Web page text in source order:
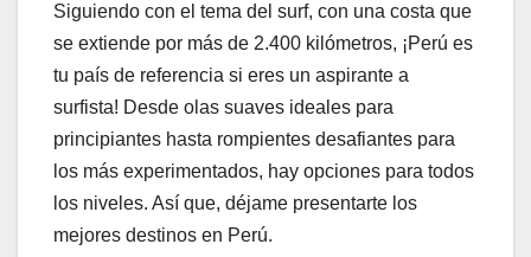
Siguiendo con el tema del surf, con una costa que
se extiende por más de 2.400 kilómetros, ¡Perú es
tu país de referencia si eres un aspirante a
surfista! Desde olas suaves ideales para
principiantes hasta rompientes desafiantes para
los más experimentados, hay opciones para todos
los niveles. Así que, déjame presentarte los
mejores destinos en Perú.